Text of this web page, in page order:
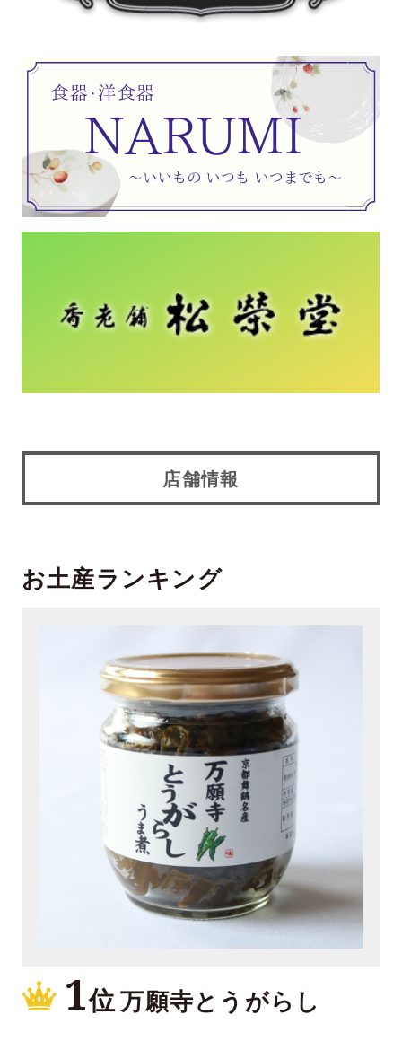
店舗情報
お土産ランキング
1位万願寺とうがらし